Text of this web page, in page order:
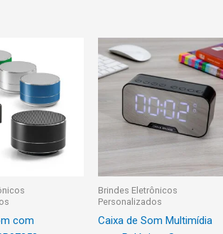
com
Brindes Eletrônicos
Personalizados
Caixa de Som Multimídia